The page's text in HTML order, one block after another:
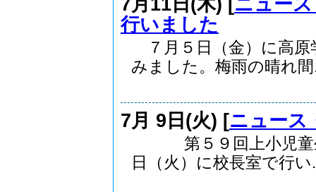
行いました
７月５日（金）に高原
みました。梅雨の晴れ
7月 9日(火) [ニュース
第５９回上小児童生
日（火）に校長室で行い